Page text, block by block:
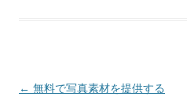
投
← 無料で写真素材を提供する